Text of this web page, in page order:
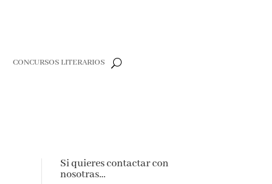
CONCURSOS LITERARIOS
Si quieres contactar con
nosotras…